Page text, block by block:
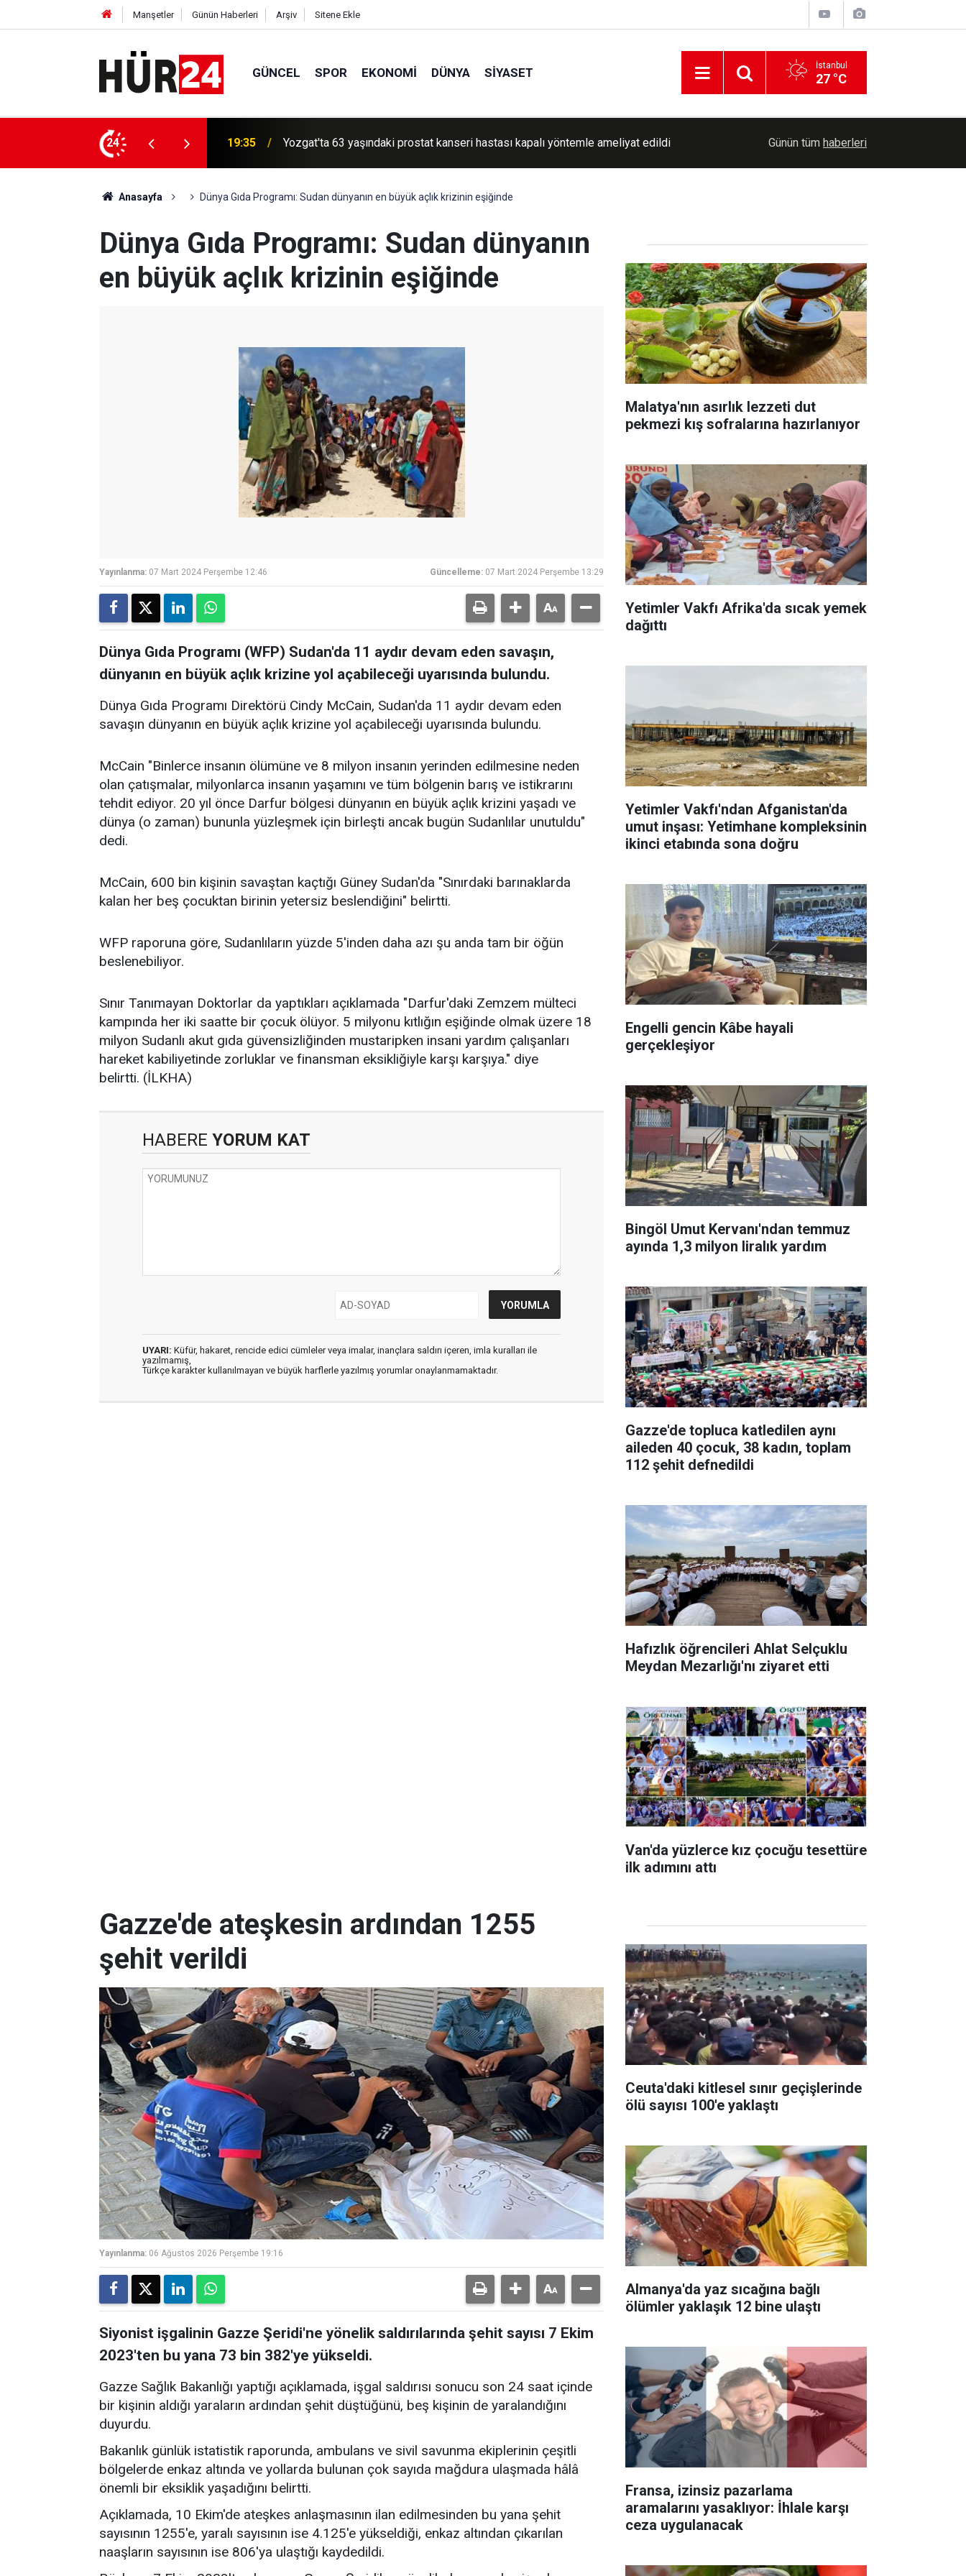
Manşetler Günün Haberleri Arşiv Sitene Ekle
GÜNCEL SPOR EKONOMI DÜNYA SIYASET İstanbul
27 °C
24
hastası kapalı yöntemle ameliyat edildi 19:16 Gazze'de ateşkesin ardından 1255 şehit verildi Mersin'de okullar yeni eğitim öğretim yılına
Günün tüm haberleri
Anasayfa Dünya Gıda Programı: Sudan dünyanın en büyük açlık krizinin eşiğinde
Dünya Gıda Programı: Sudan dünyanın
en büyük açlık krizinin eşiğinde
Yayınlanma: 07 Mart 2024 Perşembe 12:46 Güncelleme: 07 Mart 2024 Perşembe 13:29
Dünya Gıda Programı (WFP) Sudan'da 11 aydır devam eden savaşın,
dünyanın en büyük açlık krizine yol açabileceği uyarısında bulundu.
Dünya Gıda Programı Direktörü Cindy McCain, Sudan'da 11 aydır devam eden
savaşın dünyanın en büyük açlık krizine yol açabileceği uyarısında bulundu.
McCain "Binlerce insanın ölümüne ve 8 milyon insanın yerinden edilmesine neden
olan çatışmalar, milyonlarca insanın yaşamını ve tüm bölgenin barış ve istikrarını
tehdit ediyor. 20 yıl önce Darfur bölgesi dünyanın en büyük açlık krizini yaşadı ve
dünya (o zaman) bununla yüzleşmek için birleşti ancak bugün Sudanlılar unutuldu"
dedi.
McCain, 600 bin kişinin savaştan kaçtığı Güney Sudan'da "Sınırdaki barınaklarda
kalan her beş çocuktan birinin yetersiz beslendiğini" belirtti.
WFP raporuna göre, Sudanlıların yüzde 5'inden daha azı şu anda tam bir öğün
beslenebiliyor.
Sınır Tanımayan Doktorlar da yaptıkları açıklamada "Darfur'daki Zemzem mülteci
kampında her iki saatte bir çocuk ölüyor. 5 milyonu kıtlığın eşiğinde olmak üzere 18
milyon Sudanlı akut gıda güvensizliğinden mustaripken insani yardım çalışanları
hareket kabiliyetinde zorluklar ve finansman eksikliğiyle karşı karşıya." diye
belirtti. (İLKHA)
HABERE YORUM KAT
UYARI: Küfür, hakaret, rencide edici cümleler veya imalar, inançlara saldırı içeren, imla kuralları ile
yazılmamış,
Türkçe karakter kullanılmayan ve büyük harflerle yazılmış yorumlar onaylanmamaktadır.
Malatya'nın asırlık lezzeti dut
pekmezi kış sofralarına hazırlanıyor
Yetimler Vakfı Afrika'da sıcak yemek
dağıttı
Yetimler Vakfı'ndan Afganistan'da
umut inşası: Yetimhane kompleksinin
ikinci etabında sona doğru
Engelli gencin Kâbe hayali
gerçekleşiyor
Bingöl Umut Kervanı'ndan temmuz
ayında 1,3 milyon liralık yardım
Gazze'de topluca katledilen aynı
aileden 40 çocuk, 38 kadın, toplam
112 şehit defnedildi
Hafızlık öğrencileri Ahlat Selçuklu
Meydan Mezarlığı'nı ziyaret etti
Van'da yüzlerce kız çocuğu tesettüre
ilk adımını attı
Gazze'de ateşkesin ardından 1255
şehit verildi
Yayınlanma: 06 Ağustos 2026 Perşembe 19:16
Siyonist işgalinin Gazze Şeridi'ne yönelik saldırılarında şehit sayısı 7 Ekim
2023'ten bu yana 73 bin 382'ye yükseldi.
Gazze Sağlık Bakanlığı yaptığı açıklamada, işgal saldırısı sonucu son 24 saat içinde
bir kişinin aldığı yaraların ardından şehit düştüğünü, beş kişinin de yaralandığını
duyurdu.
Bakanlık günlük istatistik raporunda, ambulans ve sivil savunma ekiplerinin çeşitli
bölgelerde enkaz altında ve yollarda bulunan çok sayıda mağdura ulaşmada hâlâ
önemli bir eksiklik yaşadığını belirtti.
Açıklamada, 10 Ekim'de ateşkes anlaşmasının ilan edilmesinden bu yana şehit
sayısının 1255'e, yaralı sayısının ise 4.125'e yükseldiği, enkaz altından çıkarılan
naaşların sayısının ise 806'ya ulaştığı kaydedildi.
Ceuta'daki kitlesel sınır geçişlerinde
ölü sayısı 100'e yaklaştı
Almanya'da yaz sıcağına bağlı
ölümler yaklaşık 12 bine ulaştı
Fransa, izinsiz pazarlama
aramalarını yasaklıyor: İhlale karşı
ceza uygulanacak